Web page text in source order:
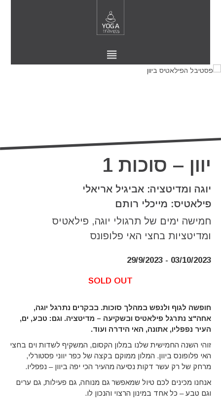
יוון – סוכות 1
יוגה ומדיטציה: אביגיל אריאלי
פילאטיס: מייכלי רותם
חמישה ימים של תרגולי יוגה, פילאטיס
ומדיטציות בחצי האי פלופונס
03/10/2023 - 29/9/2023
SOLD OUT
חופשה לגוף ולנפש במהלך סוכות. בבקרים נתרגל יוגה,
אחה"צ נתרגל פילאטיס ובשקיעה – מדיטציה. וגם: טבע, ים,
העיר נפפליו, אתונה, האי הידרה ועוד.
זוהי השנה החמישית שלנו במלון הקסום, המשקיף לשדות וים בחצי
האי פלופונס ביוון. המלון ממוקם בקצה של כפר יווני פסטורלי,
מרחק של רק עשר דקות נסיעה מהעיר הכי יפה ביוון – נפפליו.
אנחנו מכינים לכם טיול שמאפשר גם מנוחה, גם פעילות, גם ערים
וגם טבע – כל אחד במינון הרצוי והנכון לו.